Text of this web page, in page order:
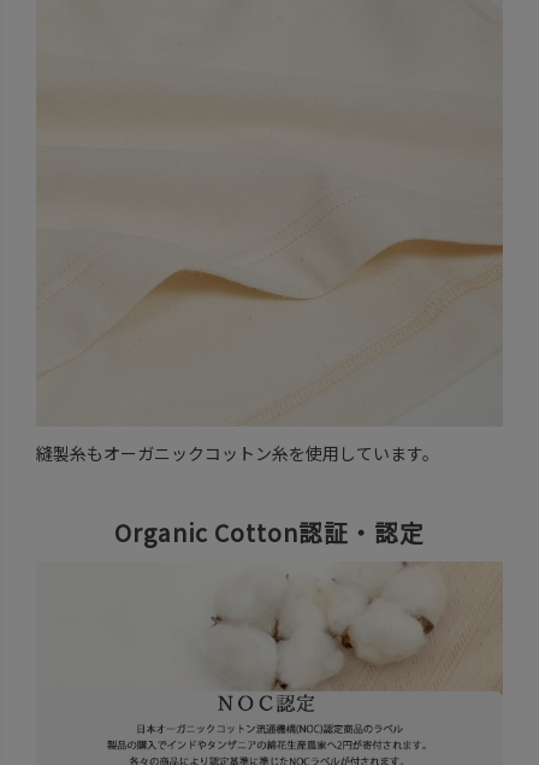
縫製糸もオーガニックコットン糸を使用しています。
Organic Cotton認証・認定